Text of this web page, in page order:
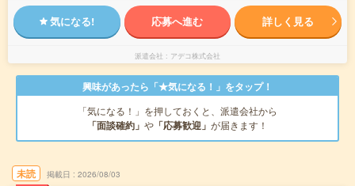
気になる! 応募へ進む 詳しく見る
派遣会社 アデコ株式会社
興味があったら「★気になる！」をタップ！
「気になる！」を押しておくと、派遣会社から
「面談確約」 や 「応募歓迎」 が届きます！
未読 掲載日 2026/08/03